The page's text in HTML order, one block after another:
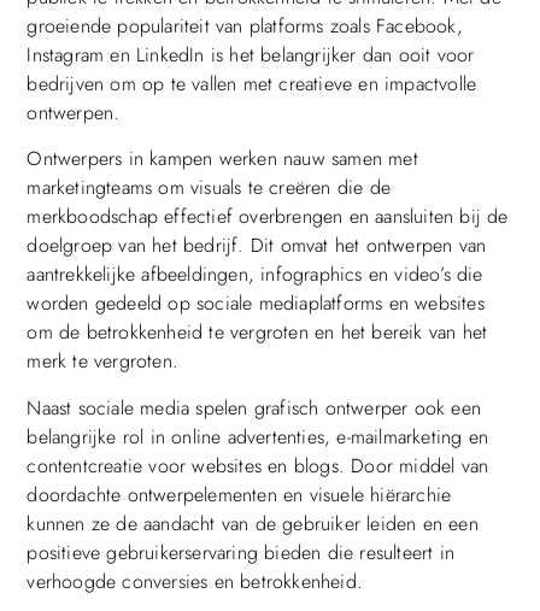
groeiende populariteit van platforms zoals Facebook,
Instagram en LinkedIn is het belangrijker dan ooit voor
bedrijven om op te vallen met creatieve en impactvolle
ontwerpen.
Ontwerpers in kampen werken nauw samen met
marketingteams om visuals te creëren die de
merkboodschap effectief overbrengen en aansluiten bij de
doelgroep van het bedrijf. Dit omvat het ontwerpen van
aantrekkelijke afbeeldingen, infographics en video’s die
worden gedeeld op sociale mediaplatforms en websites
om de betrokkenheid te vergroten en het bereik van het
merk te vergroten.
Naast sociale media spelen grafisch ontwerper ook een
belangrijke rol in online advertenties, e-mailmarketing en
contentcreatie voor websites en blogs. Door middel van
doordachte ontwerpelementen en visuele hiërarchie
kunnen ze de aandacht van de gebruiker leiden en een
positieve gebruikerservaring bieden die resulteert in
verhoogde conversies en betrokkenheid.